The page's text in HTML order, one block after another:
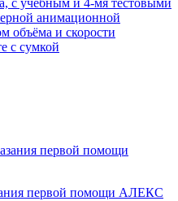
анимационной
объёма и скорости
с сумкой
первой помощи АЛЕКС